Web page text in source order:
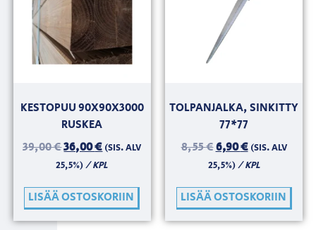
KESTOPUU 90X90X3000
RUSKEA
39,00€36,00€ (SIS. ALV
25,5%)/ KPL
LISÄÄ OSTOSKORIIN
TOLPANJALKA, SINKITTY
77*77
8,55€6,90€ (SIS. ALV
25,5%)/ KPL
LISÄÄ OSTOSKORIIN